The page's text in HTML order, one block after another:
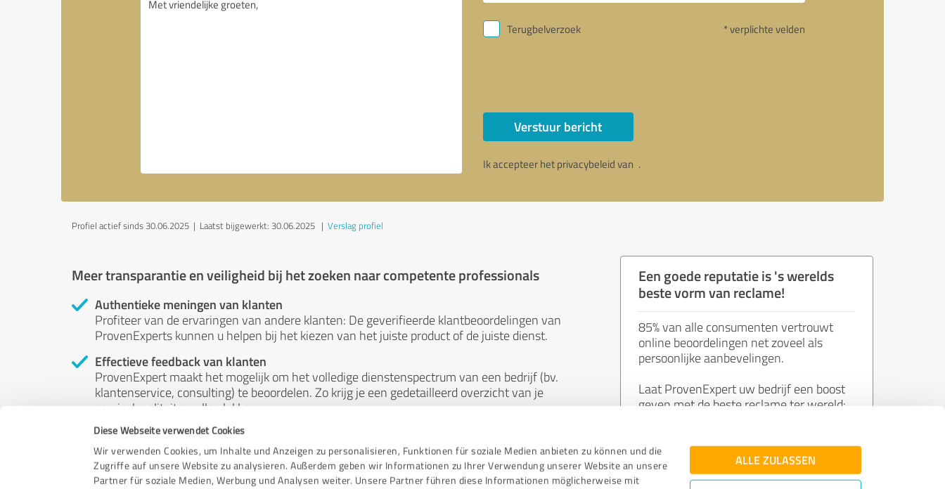
Diese Webseite verwendet Cookies
Wir verwenden Cookies, um Inhalte und Anzeigen zu personalisieren, Funktionen für soziale Medien anbieten zu können und die
Zugriffe auf unsere Website zu analysieren. Außerdem geben wir Informationen zu Ihrer Verwendung unserer Website an unsere
Partner für soziale Medien, Werbung und Analysen weiter. Unsere Partner führen diese Informationen möglicherweise mit
ALLE ZULASSEN
Terugbelverzoek * verplichte velden
Verstuur bericht
Ik accepteer het privacybeleid van .
Profiel actief sinds 30.06.2025 | Laatst bijgewerkt: 30.06.2025 | Verslag profiel
Meer transparantie en veiligheid bij het zoeken naar competente professionals
Authentieke meningen van klanten
Profiteer van de ervaringen van andere klanten: De geverifieerde klantbeoordelingen van
ProvenExperts kunnen u helpen bij het kiezen van het juiste product of de juiste dienst.
Effectieve feedback van klanten
ProvenExpert maakt het mogelijk om het volledige dienstenspectrum van een bedrijf (bv.
klantenservice, consulting) te beoordelen. Zo krijg je een gedetailleerd overzicht van je
servicekwaliteit op alle vlakken.
Onafhankelijke beoordelingen
ProvenExpert is gratis, onafhankelijk en neutraal. Klanten geven uit eigen beweging
beoordelingen - hun meningen zijn niet te koop. En de inhoud van beoordelingen kan niet
worden beïnvloed door geld of op welke andere manier dan ook.
Een goede reputatie is 's werelds
beste vorm van reclame!
85% van alle consumenten vertrouwt
online beoordelingen net zoveel als
persoonlijke aanbevelingen.
Laat ProvenExpert uw bedrijf een boost
geven met de beste reclame ter wereld:
Word nu gratis lid!